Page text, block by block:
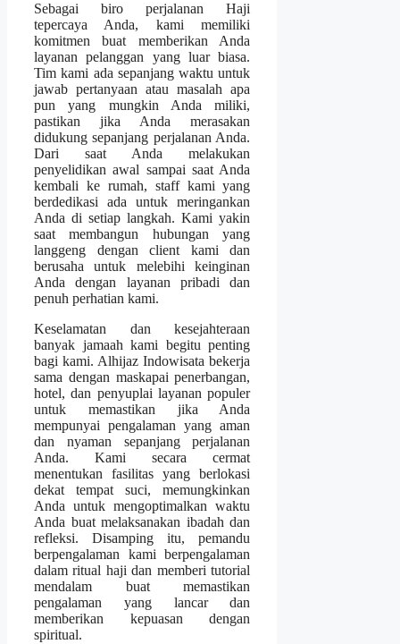
Sebagai biro perjalanan Haji
tepercaya Anda, kami memiliki
komitmen buat memberikan Anda
layanan pelanggan yang luar biasa.
Tim kami ada sepanjang waktu untuk
jawab pertanyaan atau masalah apa
pun yang mungkin Anda miliki,
pastikan jika Anda merasakan
didukung sepanjang perjalanan Anda.
Dari saat Anda melakukan
penyelidikan awal sampai saat Anda
kembali ke rumah, staff kami yang
berdedikasi ada untuk meringankan
Anda di setiap langkah. Kami yakin
saat membangun hubungan yang
langgeng dengan client kami dan
berusaha untuk melebihi keinginan
Anda dengan layanan pribadi dan
penuh perhatian kami.
Keselamatan dan kesejahteraan
banyak jamaah kami begitu penting
bagi kami. Alhijaz Indowisata bekerja
sama dengan maskapai penerbangan,
hotel, dan penyuplai layanan populer
untuk memastikan jika Anda
mempunyai pengalaman yang aman
dan nyaman sepanjang perjalanan
Anda. Kami secara cermat
menentukan fasilitas yang berlokasi
dekat tempat suci, memungkinkan
Anda untuk mengoptimalkan waktu
Anda buat melaksanakan ibadah dan
refleksi. Disamping itu, pemandu
berpengalaman kami berpengalaman
dalam ritual haji dan memberi tutorial
mendalam buat memastikan
pengalaman yang lancar dan
memberikan kepuasan dengan
spiritual.